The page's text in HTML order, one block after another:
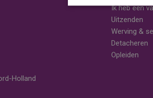
Holland
Ik heb een
Uitzenden
Werving &
Detacheren
Opleiden